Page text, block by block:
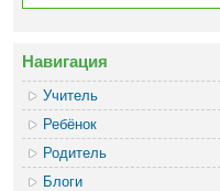
Навигация
Учитель
Ребёнок
Родитель
Блоги